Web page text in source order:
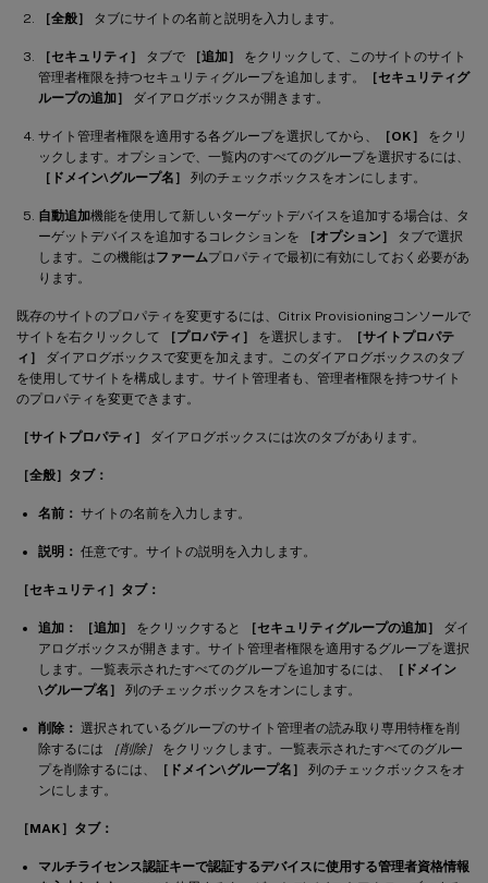
［全般］ タブにサイトの名前と説明を入力します。
［セキュリティ］ タブで ［追加］
をクリックして、このサイトのサイト
管理者権限を持つセキュリティグループを追加します。
［セキュリティグ
ループの追加］
ダイアログボックスが開きます。
サイト管理者権限を適用する各グループを選択してから、 ［OK］
をクリ
ックします。オプションで、一覧内のすべてのグループを選択するには、
［ドメイン\グループ名］
列のチェックボックスをオンにします。
自動追加機能を使用して新しいターゲットデバイスを追加する場合は、タ
ーゲットデバイスを追加するコレクションを
［オプション］
タブで選択
します。この機能はファームプロパティで最初に有効にしておく必要があ
ります。
既存のサイトのプロパティを変更するには、Citrix Provisioningコンソールで
サイトを右クリックして
［プロパティ］ を選択します。
［サイトプロパテ
ィ］
ダイアログボックスで変更を加えます。このダイアログボックスのタブ
を使用してサイトを構成します。サイト管理者も、管理者権限を持つサイト
のプロパティを変更できます。
［サイトプロパティ］ ダイアログボックスには次のタブがあります。
［全般］タブ：
名前： サイトの名前を入力します。
説明： 任意です。サイトの説明を入力します。
［セキュリティ］タブ：
追加： ［追加］ をクリックすると ［セキュリティグループの追加］
ダイ
アログボックスが開きます。サイト管理者権限を適用するグループを選択
します。一覧表示されたすべてのグループを追加するには、
［ドメイン
\グループ名］
列のチェックボックスをオンにします。
削除： 選択されているグループのサイト管理者の読み取り専用特権を削
除するには
［削除］
をクリックします。一覧表示されたすべてのグルー
プを削除するには、
［ドメイン\グループ名］
列のチェックボックスをオ
ンにします。
［MAK］タブ：
マルチライセンス認証キーで認証するデバイスに使用する管理者資格情報